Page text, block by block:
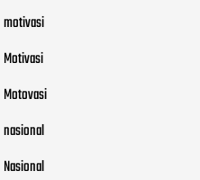
motivasi
Motivasi
Motovasi
nasional
Nasional